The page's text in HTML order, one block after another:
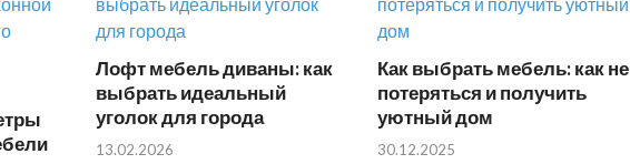
Лофт мебель диваны: как
выбрать идеальный
уголок для города
13.02.2026
Как выбрать мебель: как не
потеряться и получить
уютный дом
30.12.2025